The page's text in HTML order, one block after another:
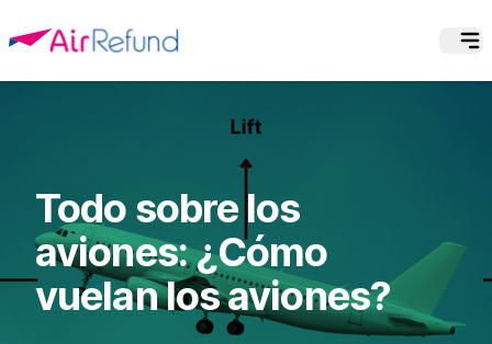
Todo sobre los
aviones: ¿Cómo
vuelan los aviones?